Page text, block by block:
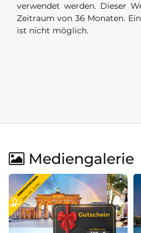
verwendet werden. Dieser
Zeitraum von 36 Monaten.
ist nicht möglich.
Mediengalerie